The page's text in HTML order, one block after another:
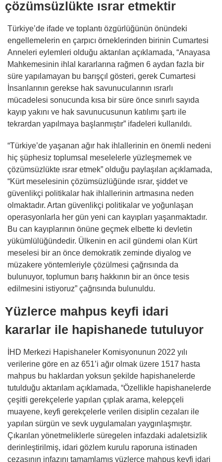
çözümsüzlükte ısrar etmektir
Türkiye’de ifade ve toplantı özgürlüğünün önündeki
engellemelerin en çarpıcı örneklerinden birinin Cumartesi
Anneleri eylemleri olduğu aktarılan açıklamada, “Anayasa
Mahkemesinin ihlal kararlarına rağmen 6 aydan fazla bir
süre yapılamayan bu barışçıl gösteri, gerek Cumartesi
İnsanlarının gerekse hak savunucularının ısrarlı
mücadelesi sonucunda kısa bir süre önce sınırlı sayıda
kayıp yakını ve hak savunucusunun katılımı şartı ile
tekrardan yapılmaya başlanmıştır” ifadeleri kullanıldı.
“Türkiye’de yaşanan ağır hak ihlallerinin en önemli nedeni
hiç şüphesiz toplumsal meselelerle yüzleşmemek ve
çözümsüzlükte ısrar etmek” olduğu paylaşılan açıklamada,
“Kürt meselesinin çözümsüzlüğünde ısrar, şiddet ve
güvenlikçi politikalar hak ihlallerinin artmasına neden
olmaktadır. Artan güvenlikçi politikalar ve yoğunlaşan
operasyonlarla her gün yeni can kayıpları yaşanmaktadır.
Bu can kayıplarının önüne geçmek elbette ki devletin
yükümlülüğündedir. Ülkenin en acil gündemi olan Kürt
meselesi bir an önce demokratik zeminde diyalog ve
müzakere yöntemleriyle çözülmesi çağrısında da
bulunuyor, toplumun barış hakkının bir an önce tesis
edilmesini istiyoruz” çağrısında bulunuldu.
Yüzlerce mahpus keyfi idari
kararlar ile hapishanede tutuluyor
İHD Merkezi Hapishaneler Komisyonunun 2022 yılı
verilerine göre en az 651’i ağır olmak üzere 1517 hasta
mahpus bu haklardan yoksun şekilde hapishanelerde
tutulduğu aktarılam açıklamada, “Özellikle hapishanelerde
çeşitli gerekçelerle yapılan çıplak arama, kelepçeli
muayene, keyfi gerekçelerle verilen disiplin cezaları ile
yapılan sürgün ve sevk uygulamaları yaygınlaşmıştır.
Çıkarılan yönetmeliklerle süregelen infazdaki adaletsizlik
derinleştirilmiş, idari gözlem kurulu raporuna istinaden
cezasının infazını tamamlamış yüzlerce mahpus keyfi idari